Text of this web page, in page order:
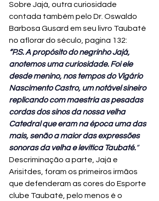
Sobre Jajá, outra curiosidade
contada também pelo Dr. Oswaldo
Barbosa Gusard em seu livro Taubaté
“P.S. A propósito do negrinho Jajá,
anotemos uma curiosidade. Foi ele
desde menino, nos tempos do Vigário
Nascimento Castro, um notável sineiro
replicando com maestria as pesadas
cordas dos sinos da nossa velha
Catedral que eram na época uma das
mais, senão a maior das expressões
sonoras da velha e levitica Taubaté.“
Descriminação a parte, Jajá e
Arisitdes, foram os primeiros irmãos
que defenderam as cores do Esporte
clube Taubaté, pelo menos é o